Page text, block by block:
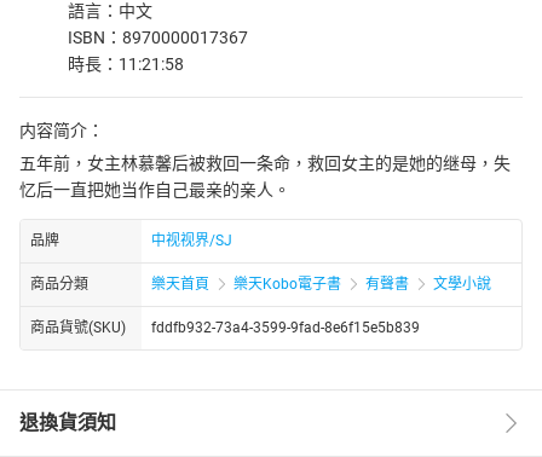
語言：中文
ISBN：8970000017367
時長：11:21:58
内容简介：
五年前，女主林慕馨后被救回一条命，救回女主的是她的继母，失
忆后一直把她当作自己最亲的亲人。
品牌 中视视界/SJ
商品分類 樂天首頁 樂天Kobo電子書 有聲書 文學小說
商品貨號(SKU) fddfb932-73a4-3599-9fad-8e6f15e5b839
退換貨須知